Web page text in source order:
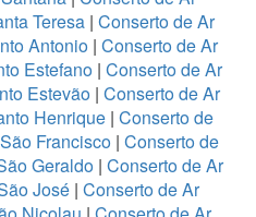
Teresa| Conserto de Ar
Antonio | Conserto de Ar
Estefano | Conserto de Ar
Estevão| Conserto de Ar
Henrique| Conserto de
Francisco| Conserto de
Geraldo| Conserto de Ar
José | Conserto de Ar